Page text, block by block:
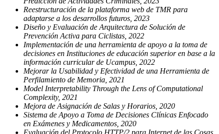
Reestructuración de la plataforma web de TMR para
adaptarse a los desarrollos futuros, 2023
Diseño y Evaluación de Arquitectura de Solución de
Prevención Activa para Ciclistas, 2022
Implementación de una herramienta de apoyo a la toma de
decisiones en Instituciones de educación superior en base a la
información curricular de Ucampus, 2022
Mejorar la Usabilidad y Efectividad de una Herramienta de
Perfilamiento de Memoria, 2021
Model Interpretability Through the Lens of Computational
Complexity, 2021
Mejora de Asignación de Salas y Horarios, 2020
Sistema de Apoyo a Toma de Decisiones Clínicas Enfocado
en Exámenes y Medicamentos, 2020
Evaluación del Protocolo HTTP/2 para Internet de las Cosas,